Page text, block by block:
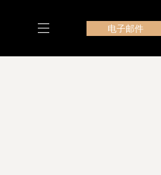
电子邮件